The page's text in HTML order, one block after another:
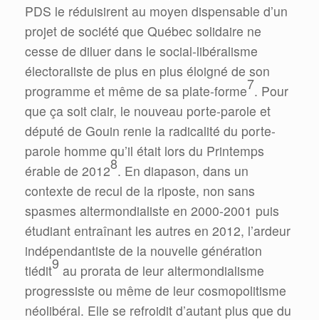
PDS le réduisirent au moyen dispensable d’un
projet de société que Québec solidaire ne
cesse de diluer dans le social-libéralisme
électoraliste de plus en plus éloigné de son
programme et même de sa plate-forme7. Pour
que ça soit clair, le nouveau porte-parole et
député de Gouin renie la radicalité du porte-
parole homme qu’il était lors du Printemps
érable de 20128. En diapason, dans un
contexte de recul de la riposte, non sans
spasmes altermondialiste en 2000-2001 puis
étudiant entraînant les autres en 2012, l’ardeur
indépendantiste de la nouvelle génération
tiédit9 au prorata de leur altermondialisme
progressiste ou même de leur cosmopolitisme
néolibéral. Elle se refroidit d’autant plus que du